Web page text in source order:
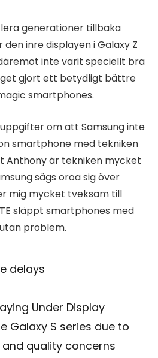
generationer tillbaka
inre displayen i Galaxy Z
inte varit speciellt bra
get gjort ett betydligt bättre
smartphones.
om att Samsung inte
smartphone med tekniken
Anthony är tekniken mycket
sägs oroa sig över
mig mycket tveksam till
släppt smartphones med
problem.
delays
Under Display
Galaxy S series due to
quality concerns